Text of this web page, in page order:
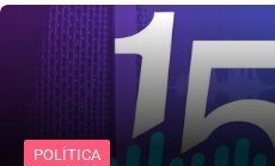
POLÍTICA